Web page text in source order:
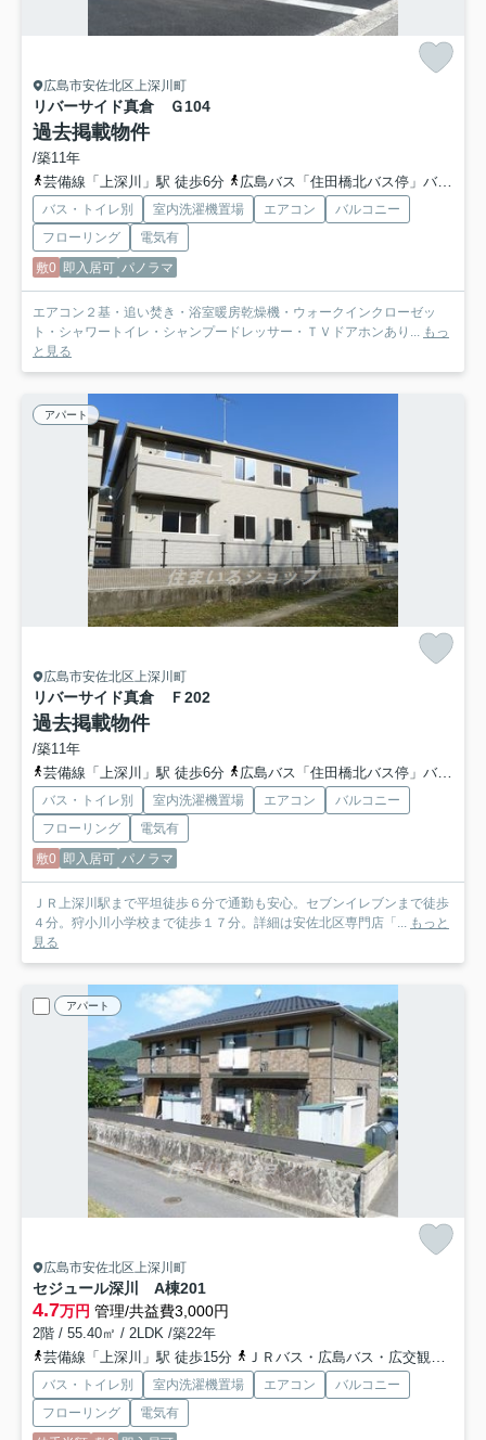
広島市安佐北区上深川町
リバーサイド真倉 Ｇ104
過去掲載物件
/築11年
芸備線「上深川」駅 徒歩6分
広島バス「住田橋北バス停」バス停下車 徒歩2分
バス・トイレ別 室内洗濯機置場 エアコン
バルコニー
フローリング
電気有
敷0 即入居可 パノラマ
エアコン２基・追い焚き・浴室暖房乾燥機・ウォークインクローゼッ
ト・シャワートイレ・シャンプードレッサー・ＴＶドアホンあり... もっ
と見る
アパート
広島市安佐北区上深川町
リバーサイド真倉 Ｆ202
過去掲載物件
/築11年
芸備線「上深川」駅 徒歩6分
広島バス「住田橋北バス停」バス停下車 徒歩2分
バス・トイレ別 室内洗濯機置場 エアコン
バルコニー
フローリング
電気有
敷0 即入居可 パノラマ
ＪＲ上深川駅まで平坦徒歩６分で通勤も安心。セブンイレブンまで徒歩
４分。狩小川小学校まで徒歩１７分。詳細は安佐北区専門店「... もっと
見る
アパート
広島市安佐北区上深川町
セジュール深川 A棟201
4.7万円 管理/共益費3,000円
2階 / 55.40㎡ / 2LDK /築22年
芸備線「上深川」駅 徒歩15分
ＪＲバス・広島バス・広交観光「安芸庄原バス停」バス停下車 徒歩5分
バス・トイレ別 室内洗濯機置場 エアコン
バルコニー
フローリング
電気有